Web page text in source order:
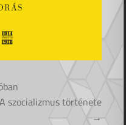
szocializmus története
→